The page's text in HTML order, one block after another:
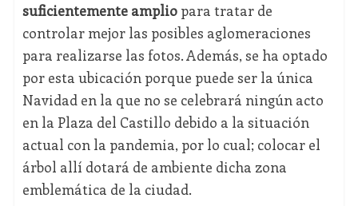
suficientemente ampliopara tratar de
controlar mejor las posibles aglomeraciones
para realizarse las fotos. Además, se ha optado
por esta ubicación porque puede ser la única
Navidad en la que no se celebrará ningún acto
en la Plaza del Castillo debido a la situación
actual con la pandemia, por lo cual; colocar el
árbol allí dotará de ambiente dicha zona
emblemática de la ciudad.